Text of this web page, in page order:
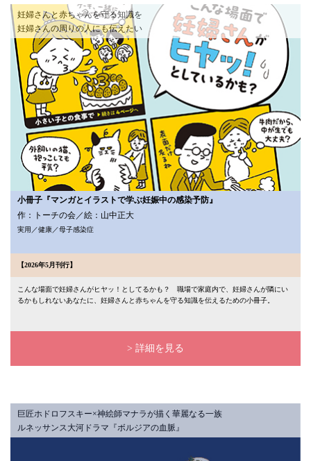
妊婦さんと赤ちゃんを守る知識を
妊婦さんの周りの人にも伝えたい
小冊子『マンガとイラストで学ぶ妊娠中の感染予防』
作：トーチの会／絵：山中正大
実用／健康／母子感染症
【2026年5月刊行】
こんな場面で妊婦さんがヒヤッ！としてるかも？ 職場で家庭内で、妊婦さんが隣にい
るかもしれないあなたに、妊婦さんと赤ちゃんを守る知識を伝えるための小冊子。
> 詳細を見る
巨匠ホドロフスキー×神絵師マナラが描く華麗なる一族
ルネッサンス大河ドラマ『ボルジアの血脈』